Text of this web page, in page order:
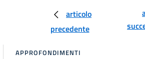
articolo
precedente
APPROFONDIMENTI